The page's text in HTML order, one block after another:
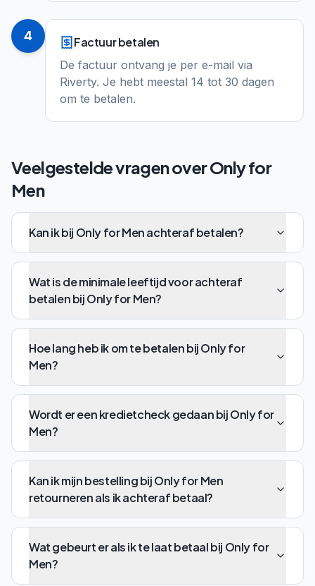
4 Factuur betalen
De factuur ontvang je per e-mail via
Riverty. Je hebt meestal 14 tot 30 dagen
om te betalen.
Veelgestelde vragen overOnly for
Men
Kan ik bij Only for Men achteraf betalen?
Wat is de minimale leeftijd voor achteraf
betalen bij Only for Men?
Hoe lang heb ik om te betalen bij Only for
Men?
Wordt er een kredietcheck gedaan bij Only for
Men?
Kan ik mijn bestelling bij Only for Men
retourneren als ik achteraf betaal?
Wat gebeurt er als ik te laat betaal bij Only for
Men?